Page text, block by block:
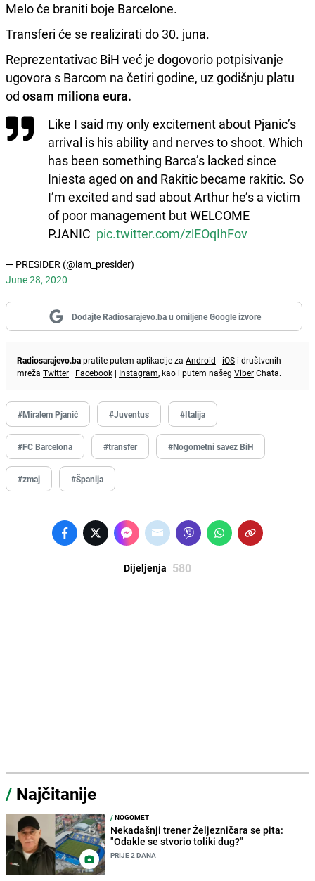
Melo će braniti boje Barcelone.
Transferi će se realizirati do 30. juna.
Reprezentativac BiH već je dogovorio potpisivanje
ugovora s Barcom na četiri godine, uz godišnju platu
od osam miliona eura.
Like I said my only excitement about Pjanic’s
arrival is his ability and nerves to shoot. Which
has been something Barca’s lacked since
Iniesta aged on and Rakitic became rakitic. So
I’m excited and sad about Arthur he’s a victim
of poor management but WELCOME
PJANIC pic.twitter.com/zlEOqIhFov
— PRESIDER (@iam_presider)
June 28, 2020
Dodajte Radiosarajevo.ba u omiljene Google izvore
Radiosarajevo.bapratite putem aplikacije za Android | iOS i društvenih
mreža Twitter | Facebook | Instagram, kao i putem našeg ViberChata.
#Miralem Pjanić #Juventus #Italija
#FC Barcelona #transfer #Nogometni savez BiH
#zmaj #Španija
Dijeljenja 580
/ Najčitanije
/NOGOMET
Nekadašnji trener Željezničara se pita:
"Odakle se stvorio toliki dug?"
PRIJE 2 DANA